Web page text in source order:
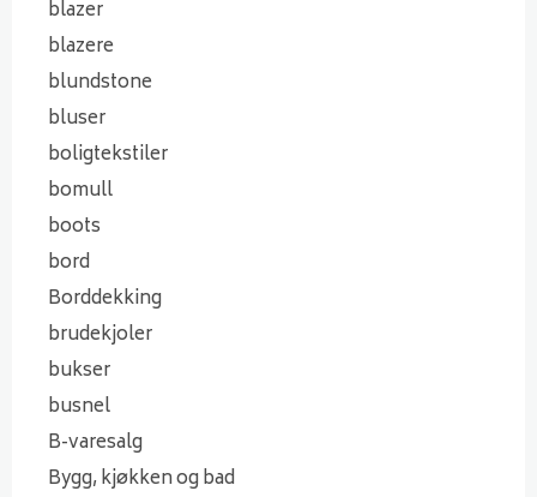
blazer
blazere
blundstone
bluser
boligtekstiler
bomull
boots
bord
Borddekking
brudekjoler
bukser
busnel
B-varesalg
Bygg, kjøkken og bad